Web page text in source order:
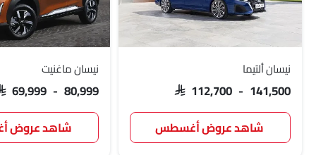
نيسان ألتيما
SAR 112,700 - 141,500
شاهد عروض أغسطس
نيسان ماغنيت
69,999 - 80,999
شاهد عروض